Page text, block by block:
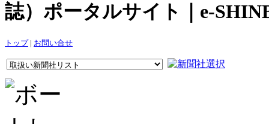
誌）ポータルサイト｜e-
トップ| お問い合せ